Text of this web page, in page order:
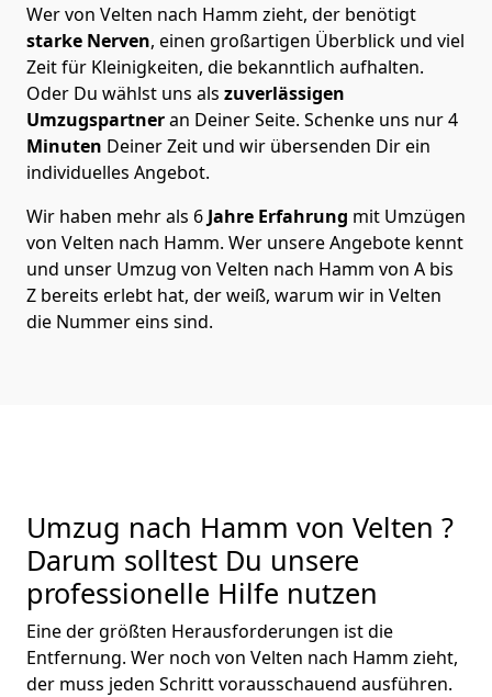
Wer von Velten nach Hamm zieht, der benötigt
starke Nerven, einen großartigen Überblick und viel
Zeit für Kleinigkeiten, die bekanntlich aufhalten.
Oder Du wählst uns als zuverlässigen
Umzugspartneran Deiner Seite. Schenke uns nur4
Minuten Deiner Zeit und wir übersenden Dir ein
individuelles Angebot.
Wir haben mehr als 6 Jahre Erfahrung mit Umzügen
von Velten nach Hamm. Wer unsere Angebote kennt
und unser Umzug von Velten nach Hamm von A bis
Z bereits erlebt hat, der weiß, warum wir in Velten
die Nummer eins sind.
Umzug nach Hamm von Velten ?
Darum solltest Du unsere
professionelle Hilfe nutzen
Eine der größten Herausforderungen ist die
Entfernung. Wer noch von Velten nach Hamm zieht,
der muss jeden Schritt vorausschauend ausführen.